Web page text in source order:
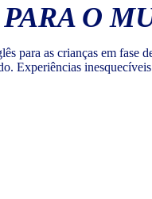
O
para as crianças em
Experiências